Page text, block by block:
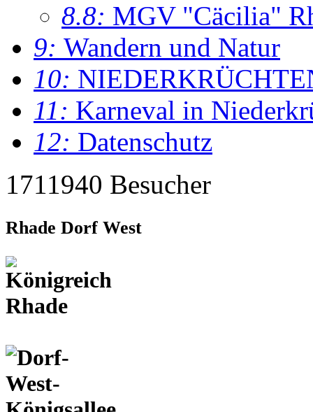
8.8: MGV "Cäcilia"
9: Wandern und Natur
10:
11: Karneval in
12: Datenschutz
1711940 Besucher
Rhade Dorf West